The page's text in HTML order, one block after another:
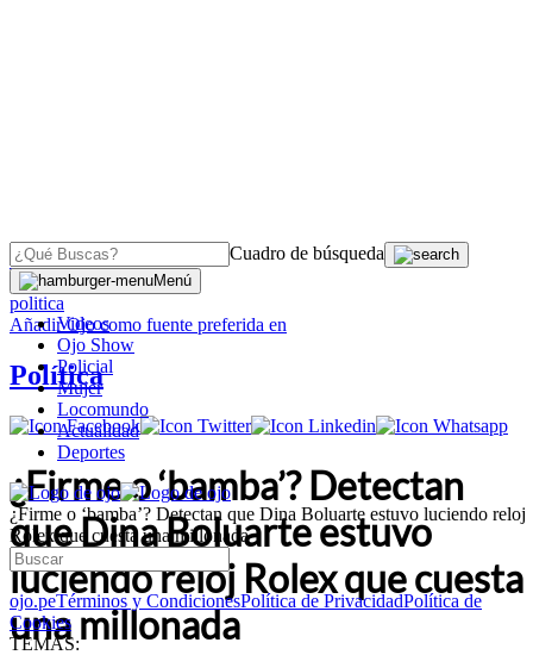
Cuadro de búsqueda
Menú
Videos
Ojo Show
Policial
Mujer
Locomundo
Actualidad
Deportes
¿Firme o ‘bamba’? Detectan que Dina Boluarte estuvo luciendo reloj
Rolex que cuesta una millonada
ojo.peTérminos y CondicionesPolítica de PrivacidadPolítica de
Cookies
TEMAS:
OJO
politica
AñadirOjocomo fuente preferida en
Política
¿Firme o ‘bamba’? Detectan
que Dina Boluarte estuvo
luciendo reloj Rolex que cuesta
una millonada